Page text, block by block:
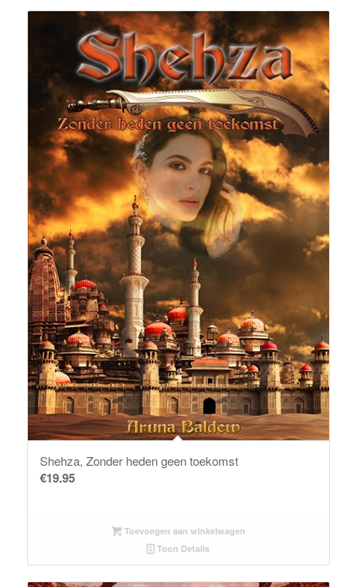
Shehza, Zonder heden geen toekomst
€19.95
Toevoegen aan winkelwagen
Toon Details